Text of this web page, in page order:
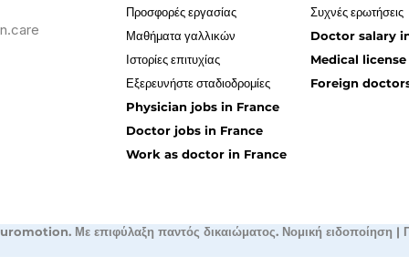
Προσφορές εργασίας
Μαθήματα γαλλικών
Ιστορίες επιτυχίας
Εξερευνήστε σταδιοδρομίες
Physician jobs in France
Doctor jobs in France
Work as doctor in France
Συχνές ερωτήσεις
Doctor salary
Medical
Foreign
Με επιφύλαξη παντός δικαιώματος. Νομική ειδοποίηση |